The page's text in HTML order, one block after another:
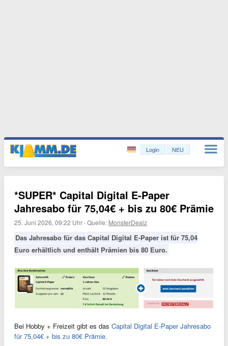
Login NEU
*SUPER* Capital Digital E-Paper
Jahresabo für 75,04€ + bis zu 80€ Prämie
25. Juni 2026, 09:22 Uhr ·Quelle: MonsterDealz
Das Jahresabo für das Capital Digital E-Paper ist für 75,04
Euro erhältlich und enthält Prämien bis 80 Euro.
Bei Hobby + Freizeit gibt es das Capital Digital E-Paper Jahresabo
für 75,04€ + bis zu 80€ Prämie.